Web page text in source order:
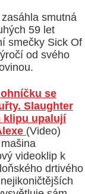
smutná
59 let
smečky Sick Of
od svého
se
Slaughter
klipu upalují
(Video)
videoklip k
drtivého